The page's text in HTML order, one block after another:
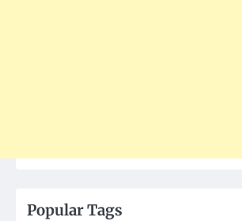
Popular Tags